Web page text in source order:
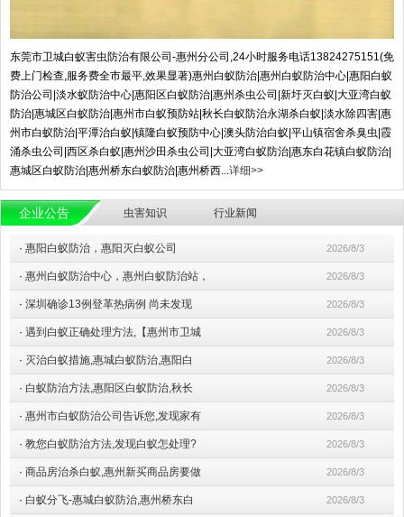
东莞市卫城白蚁害虫防治有限公司-惠州分公司,24小时服务电话13824275151(免
费上门检查,服务费全市最平,效果显著)惠州白蚁防治|惠州白蚁防治中心|惠阳白蚁
防治公司|淡水蚁防治中心|惠阳区白蚁防治|惠州杀虫公司|新圩灭白蚁|大亚湾白蚁
防治|惠城区白蚁防治|惠州市白蚁预防站|秋长白蚁防治永湖杀白蚁|淡水除四害|惠
州市白蚁防治|平潭治白蚁|镇隆白蚁预防中心|澳头防治白蚁|平山镇宿舍杀臭虫|霞
涌杀虫公司|西区杀白蚁|惠州沙田杀虫公司|大亚湾白蚁防治|惠东白花镇白蚁防治|
惠城区白蚁防治|惠州桥东白蚁防治|惠州桥西... 详细>>
企业公告 虫害知识 行业新闻
· 惠阳白蚁防治，惠阳灭白蚁公司 2026/8/3
· 惠州白蚁防治中心，惠州白蚁防治站， 2026/8/3
· 深圳确诊13例登革热病例 尚未发现 2026/8/3
· 遇到白蚁正确处理方法,【惠州市卫城 2026/8/3
· 灭治白蚁措施,惠城白蚁防治,惠阳白 2026/8/3
· 白蚁防治方法,惠阳区白蚁防治,秋长 2026/8/3
· 惠州市白蚁防治公司告诉您,发现家有 2026/8/3
· 教您白蚁防治方法,发现白蚁怎处理? 2026/8/3
· 商品房治杀白蚁,惠州新买商品房要做 2026/8/3
· 白蚁分飞-惠城白蚁防治,惠州桥东白 2026/8/3